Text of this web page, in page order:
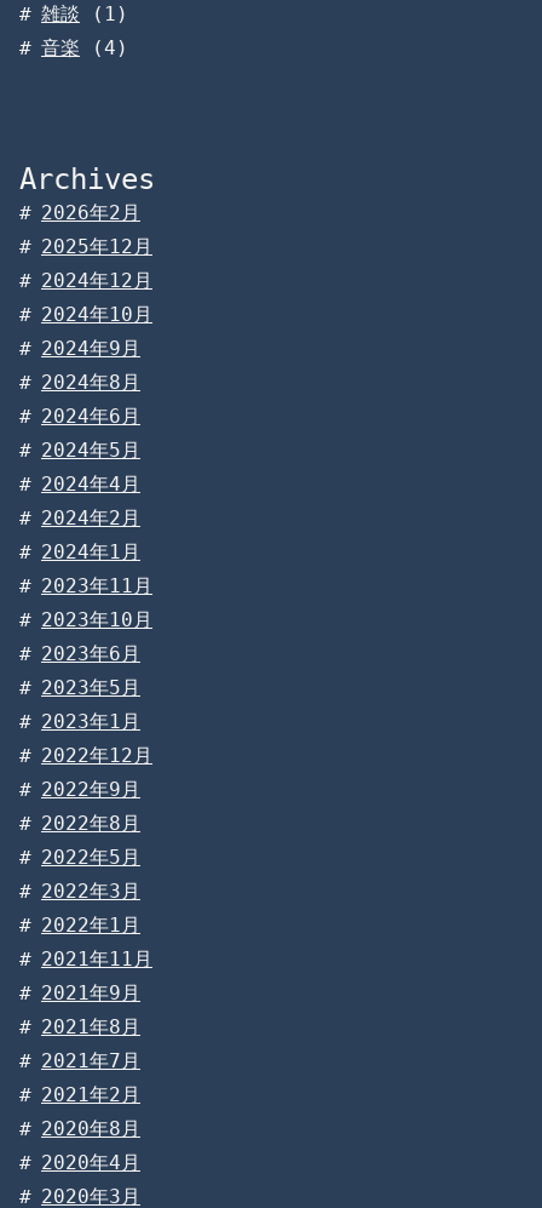
雑談 (1)
音楽 (4)
Archives
2026年2月
2025年12月
2024年12月
2024年10月
2024年9月
2024年8月
2024年6月
2024年5月
2024年4月
2024年2月
2024年1月
2023年11月
2023年10月
2023年6月
2023年5月
2023年1月
2022年12月
2022年9月
2022年8月
2022年5月
2022年3月
2022年1月
2021年11月
2021年9月
2021年8月
2021年7月
2021年2月
2020年8月
2020年4月
2020年3月